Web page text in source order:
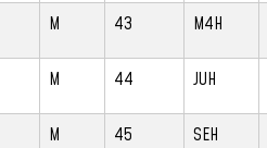
M 43 M4H
M 44 JUH
M 45 SEH